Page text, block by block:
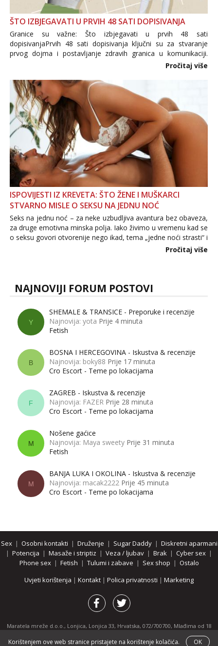
ŠTO IZBJEGAVATI U PRVIH 48 SATI DOPISIVANJA
Granice su važne: Što izbjegavati u prvih 48 sati
dopisivanjaPrvih 48 sati dopisivanja ključni su za stvaranje
prvog dojma i postavljanje zdravih granica u komunikaciji.
Važno je izbjeći prebrzo otkrivanje osobnih ili intimnih
informacija, jer nepoznata osoba još nije zaslužila to
povjerenje. Takođe...
Pročitaj više
ISPOVIJESTI IZ KREVETA: ŠTO ŽENE I MUŠKARCI
STVARNO MISLE O SEKSU NA JEDNU NOĆ
Seks na jednu noć – za neke uzbudljiva avantura bez obaveza,
za druge emotivna minska polja. Iako živimo u vremenu kad se
o seksu govori otvorenije nego ikad, tema „jedne noći strasti“ i
dalje izaziva burne rasprave. Što zapravo misle žene, a što
Pročitaj više
NAJNOVIJI FORUM POSTOVI
Y
SHEMALE & TRANSICE - Preporuke i recenzije
Najnovija: yota Prije 4 minuta
Fetish
B
BOSNA I HERCEGOVINA - Iskustva & recenzije
Najnovija: boky88 Prije 17 minuta
Cro Escort - Teme po lokacijama
F
ZAGREB - Iskustva & recenzije
Najnovija: FAZER Prije 28 minuta
Cro Escort - Teme po lokacijama
M
Nošene gaćice
Najnovija: Maya sweety Prije 31 minuta
Fetish
M
BANJA LUKA I OKOLINA - Iskustva & recenzije
Najnovija: macak2222 Prije 45 minuta
Cro Escort - Teme po lokacijama
Sex| Osobni kontakti | Druženje | Sugar Daddy| Diskretni aparmani
| Potencija | Masaže i striptiz | Veza / ljubav | Brak | Cyber sex |
Phone sex| Fetish | Tulumi i zabave | Sex shop | Ostalo
Uvjeti korištenja | Kontakt | Polica privatnosti | Marketing
Maratela mreže d.o.o., Lonjica, Lonjica 33, Hrvatska, 072/700700, Mlađima od 18
godina zabranjeno je pregledavanje stranice i svih njenih dijelova.
Partnerski portali:osobnikontakti.com|hotline.hr|ThePornDude.com
Korištenjem ove web stranice pristajete na korištenje kolačića. OK